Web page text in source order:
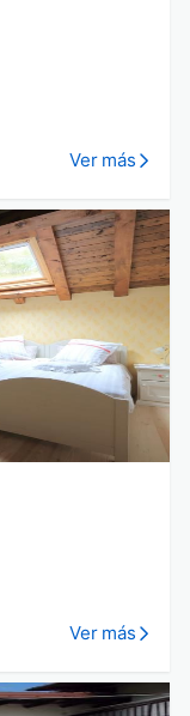
Ver más
Ver más